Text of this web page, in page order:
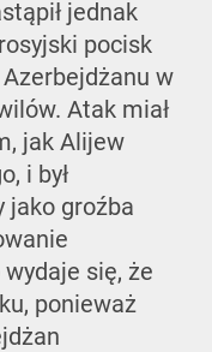
jednak
pocisk
w
Atak miał
jak Alijew
i był
jako groźba
się, że
ponieważ